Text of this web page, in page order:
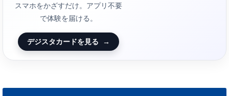
スマホをかざすだけ。アプリ不要
で体験を届ける。
デジスタカードを見る →